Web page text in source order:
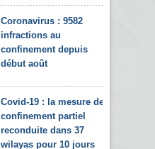
Coronavirus : 9582
infractions au
confinement depuis
début août
Covid-19 : la mesure de
confinement partiel
reconduite dans 37
wilayas pour 10 jours